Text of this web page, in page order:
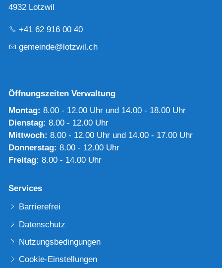
4932 Lotzwil
+41 62 916 00 40
g m nd l tzw l ch
Öffnungszeiten Verwaltung
Montag: 8.00 - 12.00 Uhr und 14.00 - 18.00 Uhr
Dienstag: 8.00 - 12.00 Uhr
Mittwoch: 8.00 - 12.00 Uhr und 14.00 - 17.00 Uhr
Donnerstag: 8.00 - 12.00 Uhr
Freitag: 8.00 - 14.00 Uhr
Services
Barrierefrei
Datenschutz
Nutzungsbedingungen
Cookie-Einstellungen